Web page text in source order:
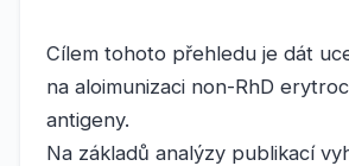
Cílem tohoto přehledu je dát
na aloimunizaci non-RhD
antigeny.
Na základů analýzy publikací